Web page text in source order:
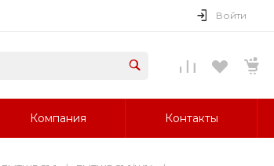
Войти
Компания Контакты